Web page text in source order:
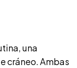
una
cráneo. Ambas